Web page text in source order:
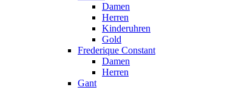
Damen
Herren
Kinderuhren
Gold
Frederique Constant
Damen
Herren
Gant